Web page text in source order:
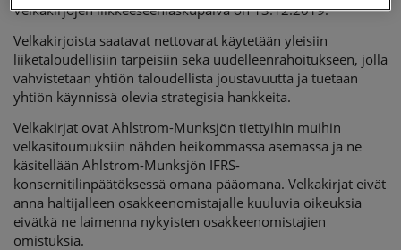
Velkakirjojen liikkeeseenlaskupäivä on 13.12.2019.
Velkakirjoista saatavat nettovarat käytetään yleisiin
liiketaloudellisiin tarpeisiin sekä uudelleenrahoitukseen, jolla
vahvistetaan yhtiön taloudellista joustavuutta ja tuetaan
yhtiön käynnissä olevia strategisia hankkeita.
Velkakirjat ovat Ahlstrom-Munksjön tiettyihin muihin
velkasitoumuksiin nähden heikommassa asemassa ja ne
käsitellään Ahlstrom-Munksjön IFRS-
konsernitilinpäätöksessä omana pääomana. Velkakirjat eivät
anna haltijalleen osakkeenomistajalle kuuluvia oikeuksia
eivätkä ne laimenna nykyisten osakkeenomistajien
omistuksia.